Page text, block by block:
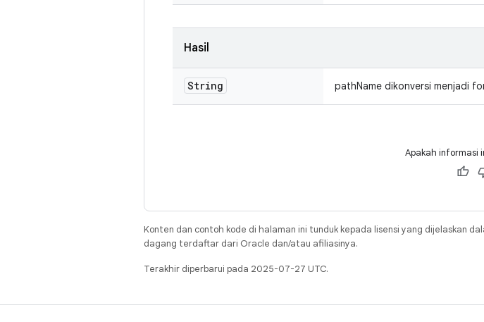
Hasil
String pathName dikonversi menjadi
Apakah informasi
Konten dan contoh kode di halaman ini tunduk kepada lisensi yang dijelaskan
dagang terdaftar dari Oracle dan/atau afiliasinya.
Terakhir diperbarui pada 2025-07-27 UTC.